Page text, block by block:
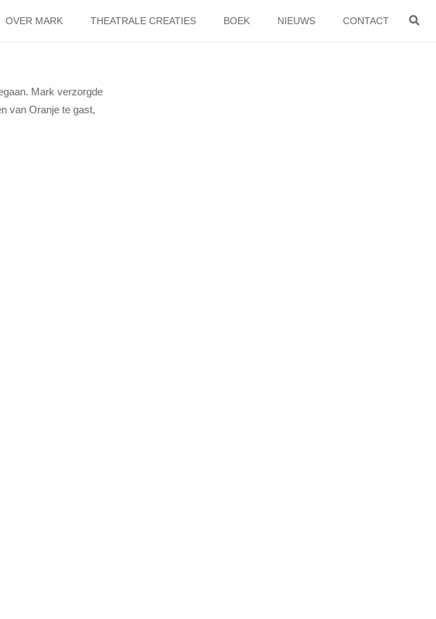
OVER MARK THEATRALE CREATIES BOEK NIEUWS CONTACT
Mark verzorgde
van Oranje te gast,